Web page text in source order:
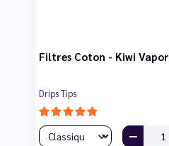
Filtres Coton - Kiwi Vapor
Drips Tips